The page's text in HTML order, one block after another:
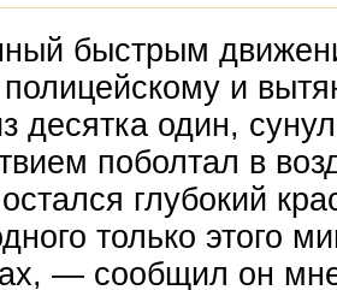
быстрым
и
десятка один,
поболтал в
глубокий
только этого
— сообщил он